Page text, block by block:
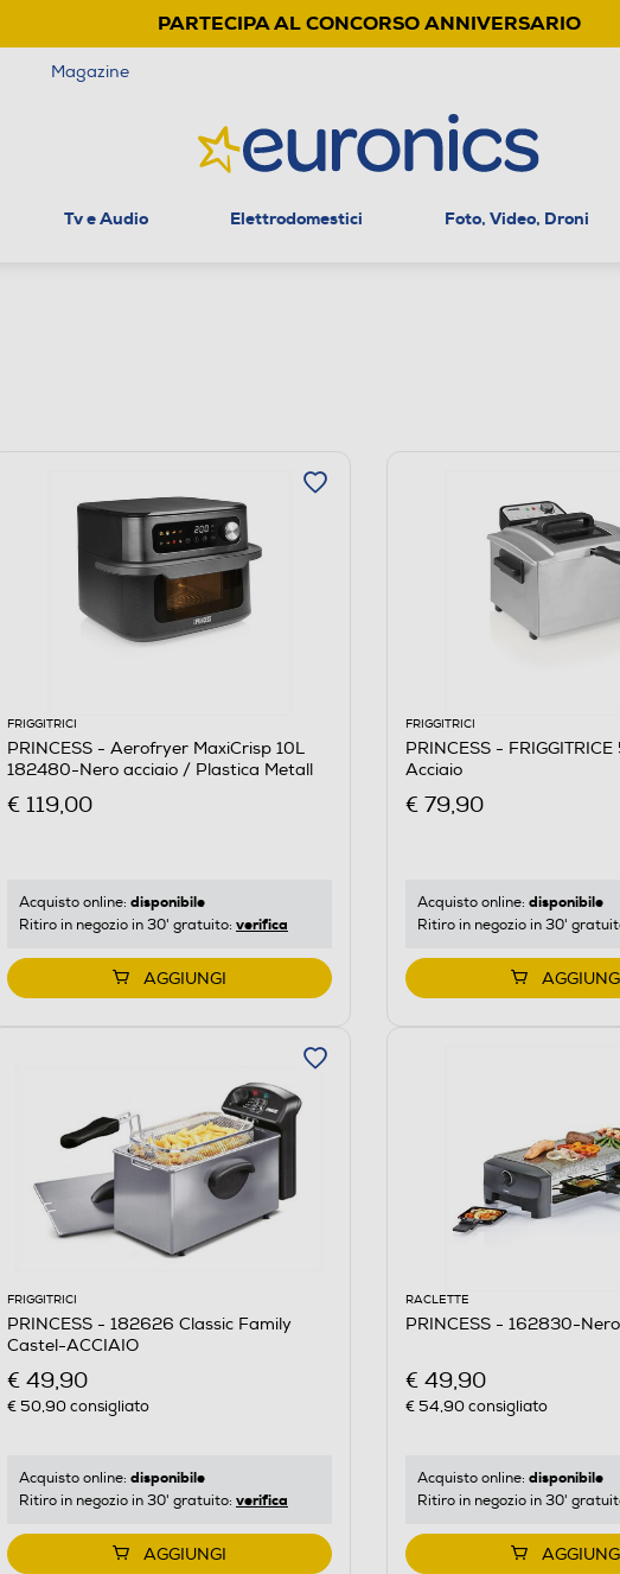
PARTECIPA AL CONCORSO ANNIVERSARIO
Magazine
Tv e Audio Elettrodomestici Foto, Video, Droni
FRIGGITRICI
PRINCESS - Aerofryer MaxiCrisp 10L
182480-Nero acciaio / Plastica Metall
€ 119,00
Acquisto online: disponibile
Ritiro in negozio in 30' gratuito: verifica
AGGIUNGI
FRIGGITRICI
PRINCESS -
Acciaio
€ 79,90
Acquisto online: disponibile
Ritiro in negozio in 30'
FRIGGITRICI
PRINCESS - 182626 Classic Family
Castel-ACCIAIO
€ 49,90
€ 50,90consigliato
Acquisto online: disponibile
Ritiro in negozio in 30' gratuito: verifica
AGGIUNGI
RACLETTE
PRINCESS - 162830-Nero
€ 49,90
€ 54,90consigliato
Acquisto online: disponibile
Ritiro in negozio in 30'